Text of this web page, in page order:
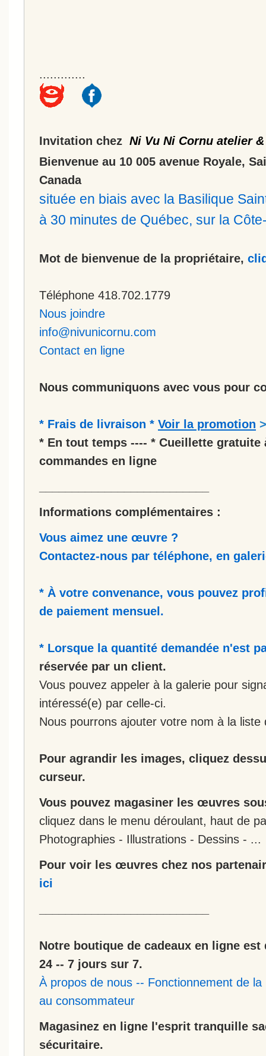
.............
Invitation chez Ni Vu Ni Cornu atelier
Bienvenue au 10 005 avenue Royale,
Canada
située en biais avec la Basilique
à 30 minutes de Québec, sur la
Mot de bienvenue de la propriétaire,
Téléphone 418.702.1779
Nous joindre
info@nivunicornu.com
Contact en ligne
Nous communiquons avec vous pour
* Frais de livraison * Voir la promotion >
* En tout temps ---- * Cueillette gratuite
commandes en ligne
Informations complémentaires :
Vous aimez une œuvre ?
Contactez-nous par téléphone, en
* À votre convenance, vous pouvez
de paiement mensuel.
* Lorsque la quantité demandée n'est
réservée par un client.
Vous pouvez appeler à la galerie pour
intéressé(e) par celle-ci.
Nous pourrons ajouter votre nom à la liste
Pour agrandir les images, cliquez
curseur.
Vous pouvez magasiner les œuvres
cliquez dans le menu déroulant, haut de
Photographies - Illustrations - Dessins - ...
Pour voir les œuvres chez nos
ici
Notre boutique de cadeaux en ligne
24 -- 7 jours sur 7.
À propos de nous -- Fonctionnement de
au consommateur
Magasinez en ligne l'esprit tranquille
sécuritaire.